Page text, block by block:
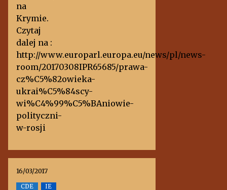
na
Krymie.
Czytaj
dalej na :
http://www.europarl.europa.eu/news/pl/news-
room/20170308IPR65685/prawa-
cz%C5%82owieka-
ukrai%C5%84scy-
wi%C4%99%C5%BAniowie-
polityczni-
w-rosji
16/03/2017
CDE IE